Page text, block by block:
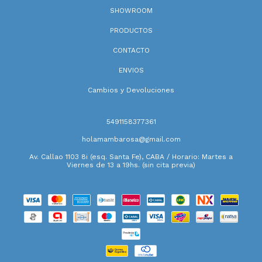
SHOWROOM
PRODUCTOS
CONTACTO
ENVIOS
Cambios y Devoluciones
5491158377361
holamambarosa@gmail.com
Av. Callao 1103 8i (esq. Santa Fe), CABA / Horario: Martes a
Viernes de 13 a 19hs. (sin cita previa)